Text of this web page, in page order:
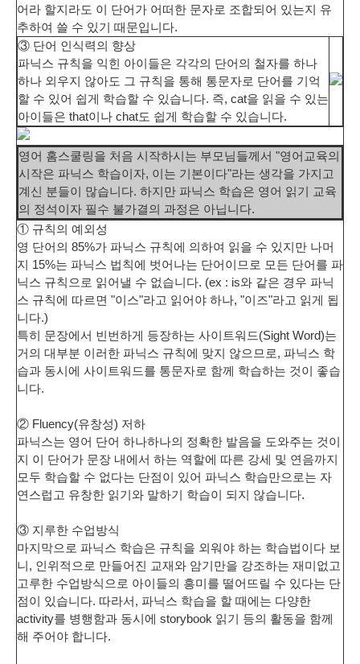
어라 할지라도 이 단어가 어떠한 문자로 조합되어 있는지 유
추하여 쓸 수 있기 때문입니다.
③ 단어 인식력의 향상
파닉스 규칙을 익힌 아이들은 각각의 단어의 철자를 하나
하나 외우지 않아도 그 규칙을 통해 통문자로 단어를 기억
할 수 있어 쉽게 학습할 수 있습니다. 즉, cat을 읽을 수 있는
아이들은 that이나 chat도 쉽게 학습할 수 있습니다.
영어 홈스쿨링을 처음 시작하시는 부모님들께서 "영어교육의
시작은 파닉스 학습이자, 이는 기본이다"라는 생각을 가지고
계신 분들이 많습니다. 하지만 파닉스 학습은 영어 읽기 교육
의 정석이자 필수 불가결의 과정은 아닙니다.
① 규칙의 예외성
영 단어의 85%가 파닉스 규칙에 의하여 읽을 수 있지만 나머
지 15%는 파닉스 법칙에 벗어나는 단어이므로 모든 단어를 파
닉스 규칙으로 읽어낼 수 없습니다. (ex : is와 같은 경우 파닉
스 규칙에 따르면 "이스"라고 읽어야 하나, "이즈"라고 읽게 됩
니다.)
특히 문장에서 빈번하게 등장하는 사이트워드(Sight Word)는
거의 대부분 이러한 파닉스 규칙에 맞지 않으므로, 파닉스 학
습과 동시에 사이트워드를 통문자로 함께 학습하는 것이 좋습
니다.
② Fluency(유창성) 저하
파닉스는 영어 단어 하나하나의 정확한 발음을 도와주는 것이
지 이 단어가 문장 내에서 하는 역할에 따른 강세 및 연음까지
모두 학습할 수 없다는 단점이 있어 파닉스 학습만으로는 자
연스럽고 유창한 읽기와 말하기 학습이 되지 않습니다.
③ 지루한 수업방식
마지막으로 파닉스 학습은 규칙을 외워야 하는 학습법이다 보
니, 인위적으로 만들어진 교재와 암기만을 강조하는 재미없고
고루한 수업방식으로 아이들의 흥미를 떨어뜨릴 수 있다는 단
점이 있습니다. 따라서, 파닉스 학습을 할 때에는 다양한
activity를 병행함과 동시에 storybook 읽기 등의 활동을 함께
해 주어야 합니다.